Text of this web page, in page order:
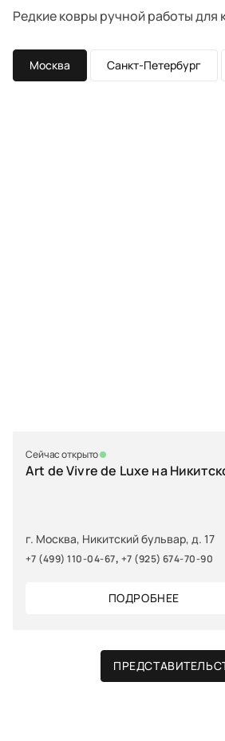
Редкие ковры ручной работы для
Москва Санкт-Петербург
Сейчас открыто
Art de Vivre de Luxe на
г. Москва, Никитский бульвар, д. 17
+7 (499) 110-04-67, +7 (925) 674-70-90
ПОДРОБНЕЕ